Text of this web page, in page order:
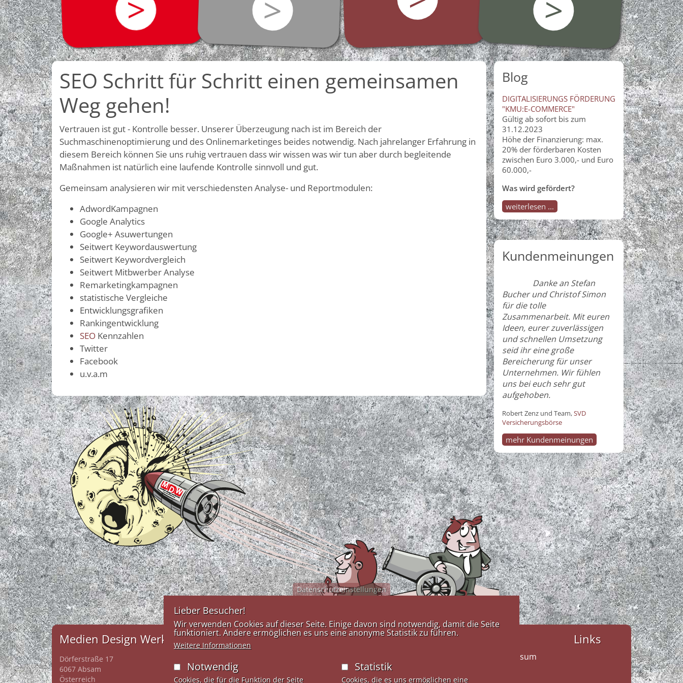
> > >
SEO Schritt für Schritt einen gemeinsamen
Weg gehen!
Vertrauen ist gut - Kontrolle besser. Unserer Überzeugung nach ist im Bereich der
Suchmaschinenoptimierung und des Onlinemarketinges beides notwendig. Nach jahrelanger Erfahrung in
diesem Bereich können Sie uns ruhig vertrauen dass wir wissen was wir tun aber durch begleitende
Maßnahmen ist natürlich eine laufende Kontrolle sinnvoll und gut.
Gemeinsam analysieren wir mit verschiedensten Analyse- und Reportmodulen:
AdwordKampagnen
Google Analytics
Google+ Asuwertungen
Seitwert Keywordauswertung
Seitwert Keywordvergleich
Seitwert Mitbwerber Analyse
Remarketingkampagnen
statistische Vergleiche
Entwicklungsgrafiken
Rankingentwicklung
SEO Kennzahlen
Twitter
Facebook
u.v.a.m
Blog
DIGITALISIERUNGS FÖRDERUNG
"KMU:E-COMMERCE"
Gültig ab sofort bis zum
31.12.2023
Höhe der Finanzierung: max.
20% der förderbaren Kosten
zwischen Euro 3.000,- und Euro
60.000,-
Was wird gefördert?
weiterlesen ...
Kundenmeinungen
Danke an Stefan
Bucher und Christof Simon
für die tolle
Zusammenarbeit. Mit euren
Ideen, eurer zuverlässigen
und schnellen Umsetzung
seid ihr eine große
Bereicherung für unser
Unternehmen. Wir fühlen
uns bei euch sehr gut
aufgehoben.
Robert Zenz und Team,SVD
Versicherungsbörse
mehr Kundenmeinungen
Medien Design Werkstatt
Dörferstraße 17
6067 Absam
Österreich
Kontakt
Fax: +43 (0)5223-53723-12
info@mdw.ag
Links
Impresssum
Datenschutzeinstellungen
Lieber Besucher!
Wir verwenden Cookies auf dieser Seite. Einige davon sind notwendig, damit die Seite
funktioniert. Andere ermöglichen es uns eine anonyme Statistik zu führen.
Weitere Informationen
Notwendig
Cookies, die für die Funktion der Seite
Statistik
Cookies, die es uns ermöglichen eine